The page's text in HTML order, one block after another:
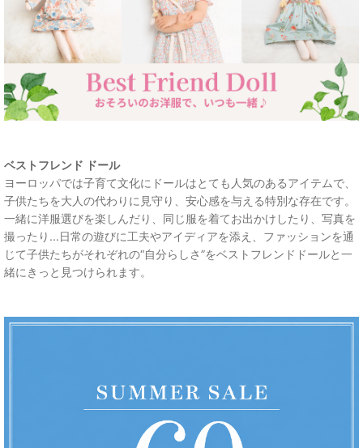
ベストフレンド ドール
ヨーロッパでは子育て文化にドールはとても人気のあるアイテムで、
子供たちを大人の代わりに見守り、安心感を与える特別な存在です。
一緒に洋服選びを楽しんだり、同じ服を着てお出かけしたり、写真を
撮ったり...日常の遊びに工夫やアイディアを添え、ファッションを通
じて子供たちがそれぞれの“自分らしさ”をベストフレンドドールと一
緒にきっと見つけられます。